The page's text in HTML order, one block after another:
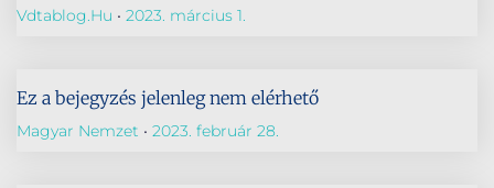
Vdtablog.hu 2023. március 1.
Ez a bejegyzés jelenleg nem elérhető
Magyar Nemzet 2023. február 28.